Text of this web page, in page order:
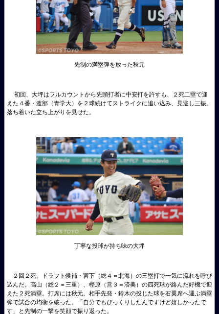
先制の満塁弾を放った秋元
初回、大坪はフルカウントから先頭打者に中安打を許すも、２死二塁で迎
えた４番・渡部（青学大）を２球続けてストライクに追い込み、見逃し三振。
落ち着いた立ち上がりを見せた。
丁寧な投球が持ち味の大坪
２回２死、ドラフト候補・宮下（総４＝北海）の三塁打で一気に流れを呼び
込んだ。高山（総２＝三重）、樫原（営３＝済美）の四死球が絡んだ好機で迎
えた２死満塁。打席には秋元。相手先発・鈴木の投じた球を右翼席へ運ぶ満塁
弾で試合の均衡を破った。「自分でもびっくりしたんですけど嬉しかったで
す」と先制の一撃を笑顔で振り返った。